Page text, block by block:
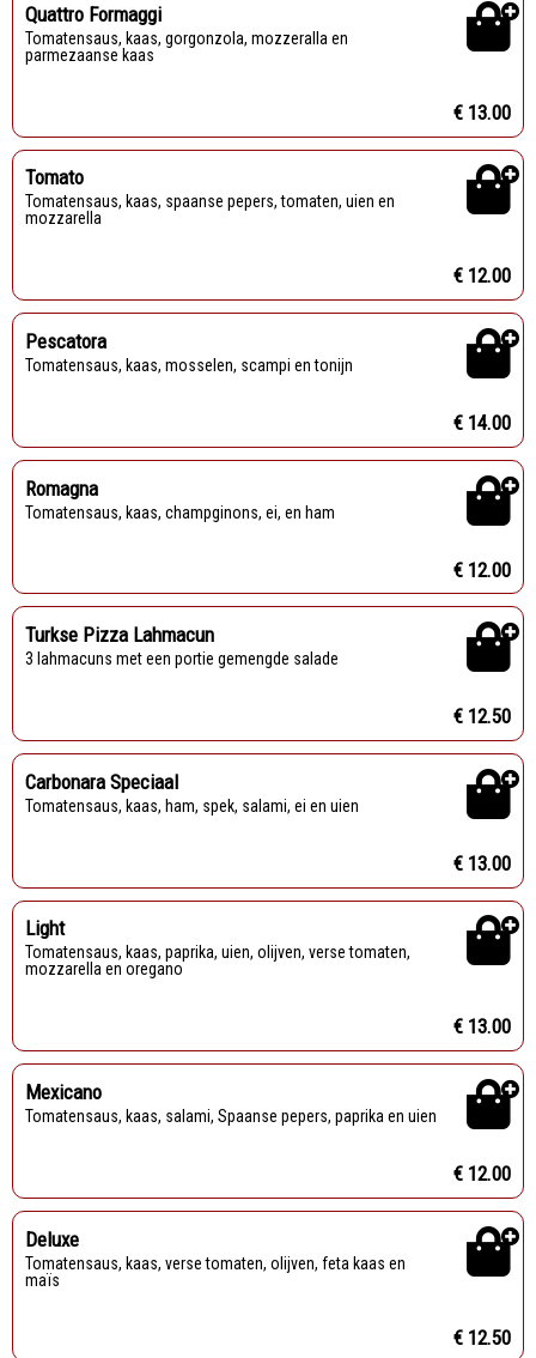
Quattro Formaggi
Tomatensaus, kaas, gorgonzola, mozzeralla en
parmezaanse kaas
€ 13.00
Tomato
Tomatensaus, kaas, spaanse pepers, tomaten, uien en
mozzarella
€ 12.00
Pescatora
Tomatensaus, kaas, mosselen, scampi en tonijn
€ 14.00
Romagna
Tomatensaus, kaas, champginons, ei, en ham
€ 12.00
Turkse Pizza Lahmacun
3 lahmacuns met een portie gemengde salade
€ 12.50
Carbonara Speciaal
Tomatensaus, kaas, ham, spek, salami, ei en uien
€ 13.00
Light
Tomatensaus, kaas, paprika, uien, olijven, verse tomaten,
mozzarella en oregano
€ 13.00
Mexicano
Tomatensaus, kaas, salami, Spaanse pepers, paprika en uien
€ 12.00
Deluxe
Tomatensaus, kaas, verse tomaten, olijven, feta kaas en
maïs
€ 12.50